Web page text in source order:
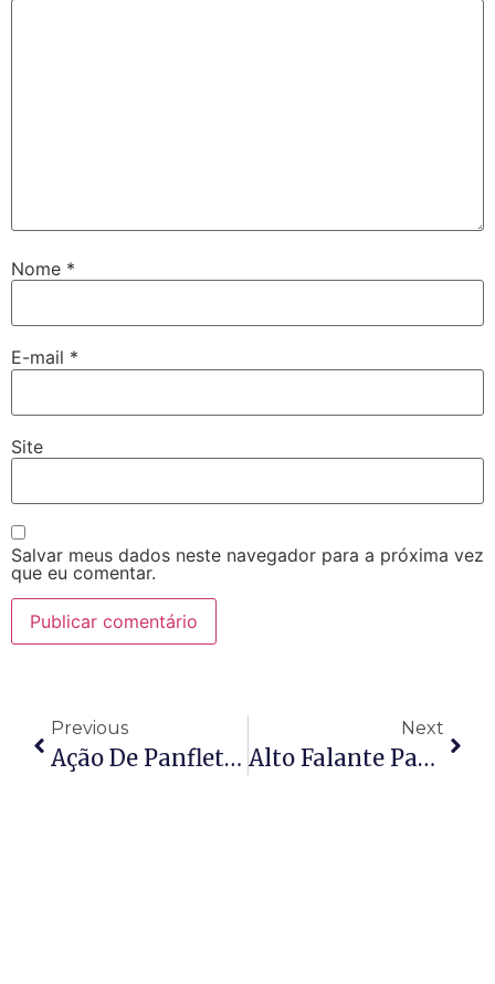
Nome *
E-mail *
Site
Salvar meus dados neste navegador para a próxima vez
que eu comentar.
Previous
Ação De Panfletagem: As 05 Principais Dicas Para Você!
Next
Alto Falante Para Propaganda De Rua!